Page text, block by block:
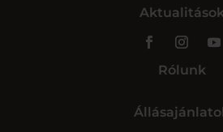
Rólunk